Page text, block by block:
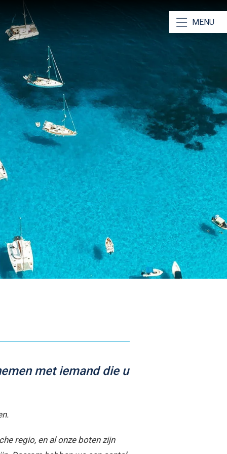
maakt
Lokale Kennis
Ionische Zee op ons duimpje! Lees onze
Zee
voor meer informatie
& Echte Boot Videos
uw jacht voordat u aan boord gaat via echte video's
Bekijk hier een voorbeeld
Sterren Recensies!
op onze diensten en onze beoordelingen
dat.
Lees ze hier
voor Zeilen
van een unieke zeilervaring is gebaseerd op het
de vakantie zonder stress..
met ons team
zeilers en lokale experts die zich inzetten voor
Meer informatie
MENU
met iemand die u
regio, en al onze boten zijn